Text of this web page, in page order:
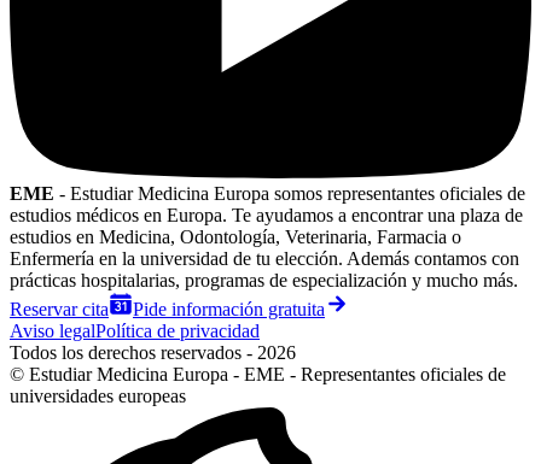
EME - Estudiar Medicina Europa somos representantes oficiales de
estudios médicos en Europa. Te ayudamos a encontrar una plaza de
estudios en Medicina, Odontología, Veterinaria, Farmacia o
Enfermería en la universidad de tu elección. Además contamos con
prácticas hospitalarias, programas de especialización y mucho más.
Reservar cita
Pide información gratuita
Aviso legalPolítica de privacidad
Todos los derechos reservados - 2026
© Estudiar Medicina Europa - EME - Representantes oficiales de
universidades europeas